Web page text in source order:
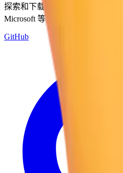
探索和下载来自多个设计系统的
Microsoft 等，全部集中在一个地
GitHub